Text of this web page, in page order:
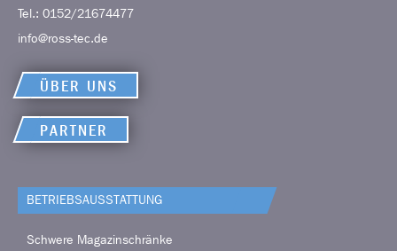
Tel.: 0152/21674477
info@ross-tec.de
ÜBER UNS
PARTNER
BETRIEBS­AUSSTATTUNG
Schwere Magazinschränke